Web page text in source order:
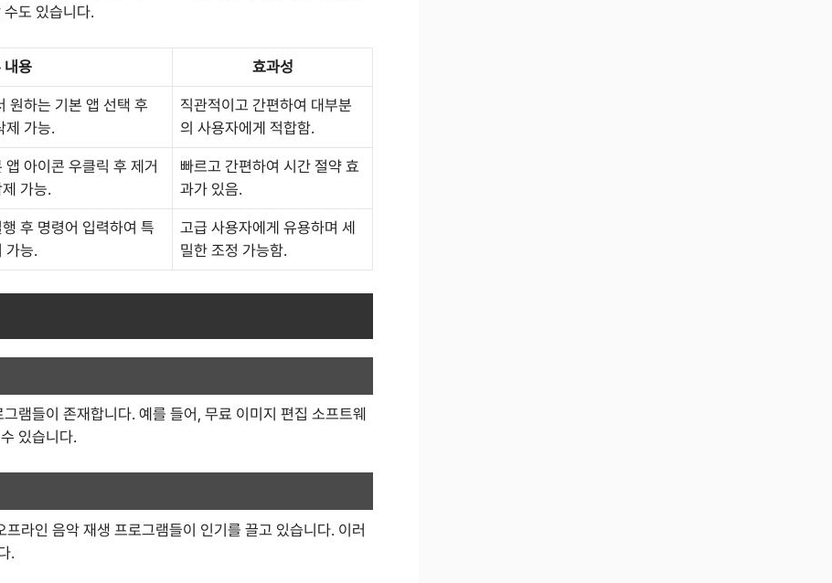
도 있습니다.
내용 효과성
원하는 기본 앱 선택 후
제 가능.
직관적이고 간편하여 대부분
의 사용자에게 적합함.
아이콘 우클릭 후 제거
가능.
빠르고 간편하여 시간 절약 효
과가 있음.
후 명령어 입력하여 특
가능.
고급 사용자에게 유용하며 세
밀한 조정 가능함.
램들이 존재합니다. 예를 들어, 무료 이미지 편집 소프트웨
있습니다.
라인 음악 재생 프로그램들이 인기를 끌고 있습니다. 이러
.